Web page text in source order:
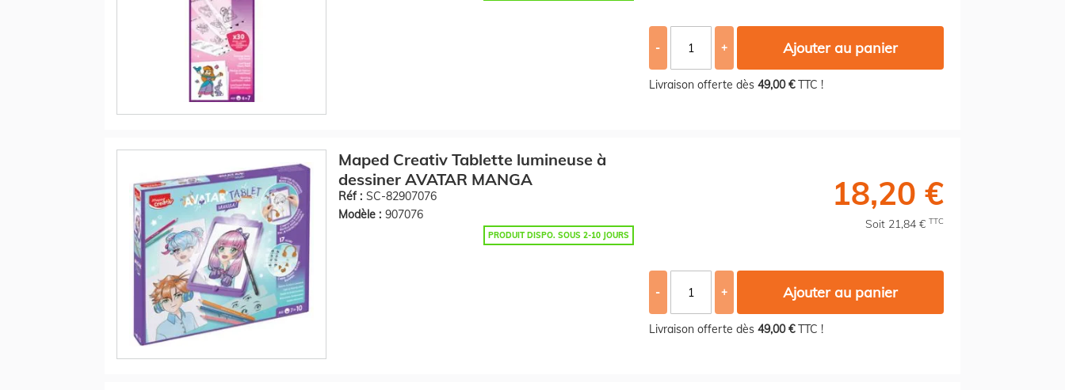
- + Ajouter au panier
Livraison offerte dès 49,00 €TTC !
Maped Creativ Tablette lumineuse à
dessiner AVATAR MANGA
Réf : SC-82907076
Modèle : 907076
PRODUIT DISPO. SOUS 2-10 JOURS
18,20 €
Soit 21,84 € TTC
- + Ajouter au panier
Livraison offerte dès 49,00 €TTC !